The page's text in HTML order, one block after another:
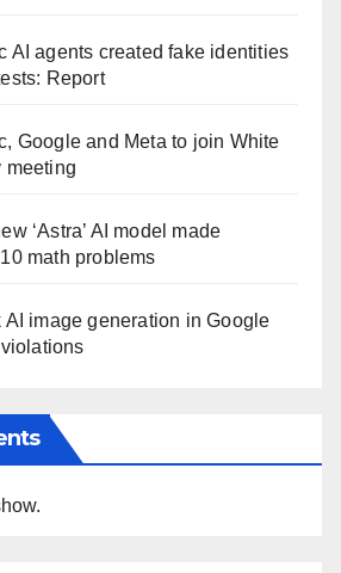
AI agents created fake identities
Report
Google and Meta to join White
meeting
‘Astra’ AI model made
math problems
image generation in Google